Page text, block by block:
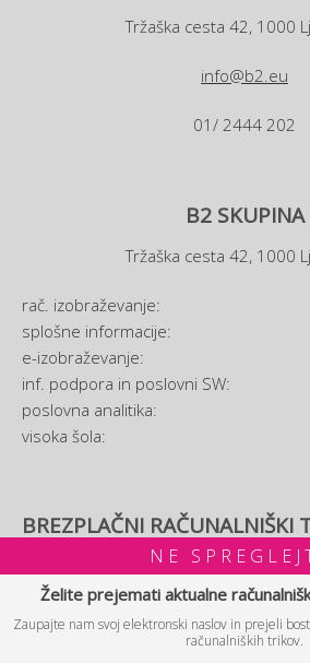
Tržaška cesta 42, 1000
info@b2.eu
01/ 2444 202
B2 SKUPINA
Tržaška cesta 42, 1000
rač. izobraževanje:
splošne informacije:
e-izobraževanje:
inf. podpora in poslovni SW:
poslovna analitika:
visoka šola:
BREZPLAČNI RAČUNALNIŠKI
Prijavljam se na brezplačne
prijavi si boste lahko ogledali tudi
računalniških trikov.
NE
Želite prejemati aktualne
Zaupajte nam svoj elektronski naslov in prejeli
računalniških trikov.